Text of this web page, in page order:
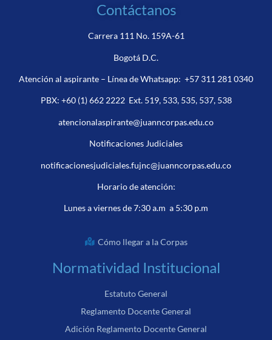
Contáctanos
Carrera 111 No. 159A-61
Bogotá D.C.
Atención al aspirante – Línea de Whatsapp: +57 311 281 0340
PBX: +60 (1) 662 2222Ext. 519, 533, 535, 537, 538
atencionalaspirante@juanncorpas.edu.co
Notificaciones Judiciales
notificacionesjudiciales.fujnc@juanncorpas.edu.co
Horario de atención:
Lunes a viernes de 7:30 a.m a 5:30 p.m
Cómo llegar a la Corpas
Normatividad Institucional
Estatuto General
Reglamento Docente General
Adición Reglamento Docente General